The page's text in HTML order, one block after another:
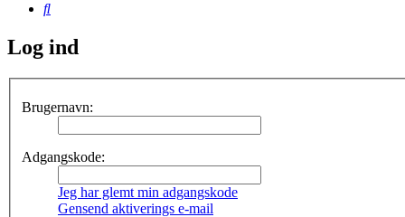
Søg
Log ind
Brugernavn:
Adgangskode:
Jeg har glemt min adgangskode
Gensend aktiverings e-mail